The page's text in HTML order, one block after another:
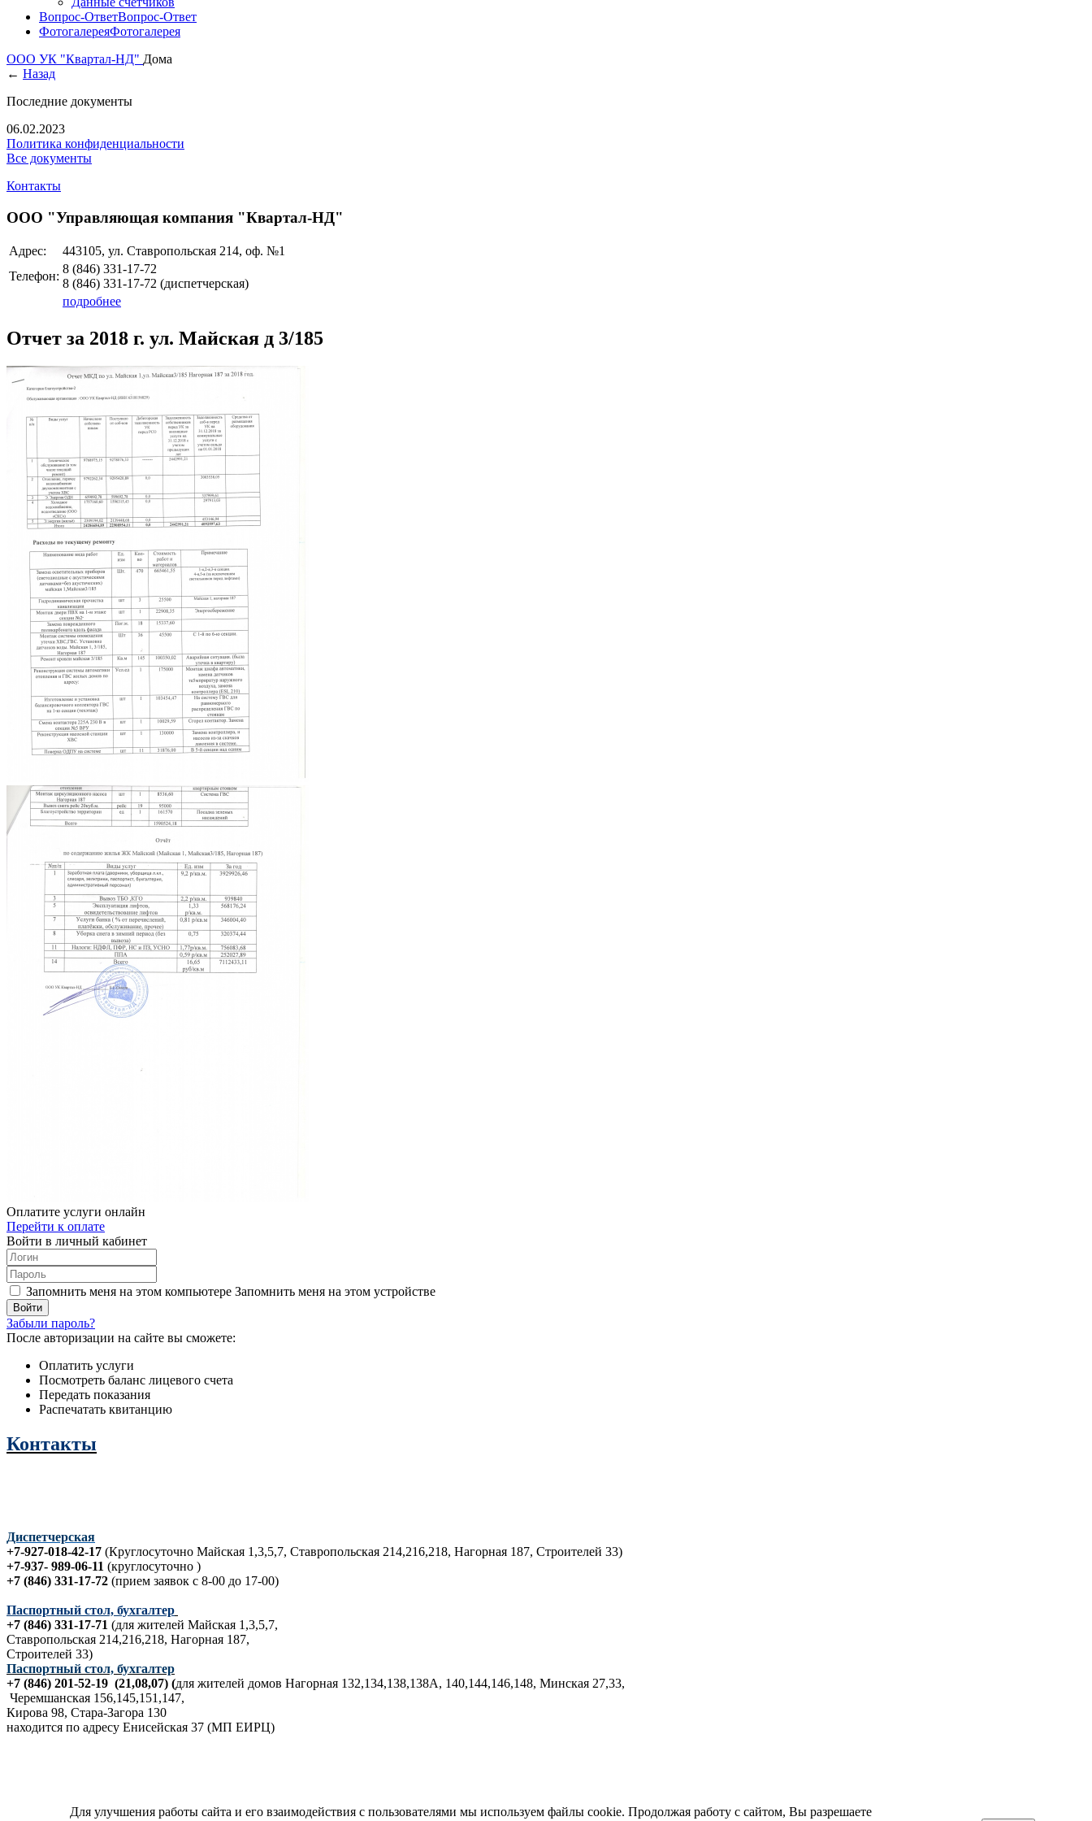
Вопрос-ОтветВопрос-Ответ
ФотогалереяФотогалерея
ООО УК "Квартал-НД" Дома
← Назад
Последние документы
06.02.2023
Политика конфиденциальности
Все документы
Контакты
ООО "Управляющая компания "Квартал-НД"
Адрес:
443105, ул. Ставропольская 214, оф. №1
Телефон:
8 (846) 331-17-72
8 (846) 331-17-72 (диспетчерская)
подробнее
Отчет за 2018 г. ул. Майская д 3/185
Оплатите услуги онлайн
Перейти к оплате
Войти в личный кабинет
Запомнить меня на этом компьютере Запомнить меня на этом устройстве
Забыли пароль?
После авторизации на сайте вы сможете:
Оплатить услуги
Посмотреть баланс лицевого счета
Передать показания
Распечатать квитанцию
Контакты
Диспетчерская
+7-927-018-42-17 (Круглосуточно Майская 1,3,5,7, Ставропольская 214,216,218, Нагорная 187, Строителей 33)
+7-937- 989-06-11 (круглосуточно )
+7 (846) 331-17-72 (прием заявок с 8-00 до 17-00)
Паспортный стол, бухгалтер
+7 (846) 331-17-71 (для жителей Майская 1,3,5,7,
Ставропольская 214,216,218, Нагорная 187,
Строителей 33)
Паспортный стол, бухгалтер
+7 (846) 201-52-19 (21,08,07) (для жителей домов Нагорная 132,134,138,138А, 140,144,146,148, Минская 27,33,
Черемшанская 156,145,151,147,
Кирова 98, Стара-Загора 130
находится по адресу Енисейская 37 (МП ЕИРЦ)
Политика в отношении обработки персональных данных
Для улучшения работы сайта и его взаимодействия с пользователями мы используем файлы cookie. Продолжая работу с сайтом, Вы разрешаете